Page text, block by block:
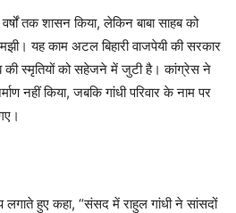
तक शासन किया, लेकिन बाबा साहब को
यह काम अटल बिहारी वाजपेयी की सरकार
की स्मृतियों को सहेजने में जुटी है। कांग्रेस ने
नहीं किया, जबकि गांधी परिवार के नाम पर
लगाते हुए कहा, “संसद में राहुल गांधी ने सांसदों